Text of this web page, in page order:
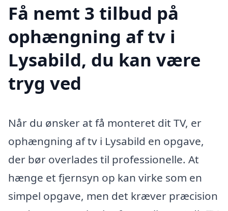
Få nemt 3 tilbud på
ophængning af tv i
Lysabild, du kan være
tryg ved
Når du ønsker at få monteret dit TV, er
ophængning af tv i Lysabild en opgave,
der bør overlades til professionelle. At
hænge et fjernsyn op kan virke som en
simpel opgave, men det kræver præcision